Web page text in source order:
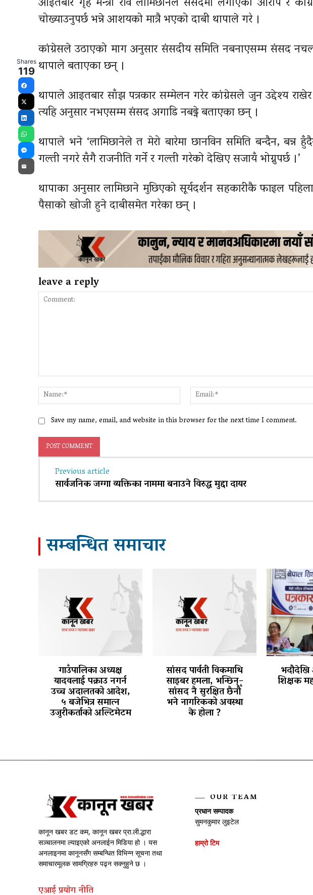
चोख्याउनुपर्छ भन्ने आशयको मात्रै भएको दाबी थापाले गरे ।
कांग्रेसले उठाएको माग अनुसार संसदीय समिति नबनाएसम्म संसद
थापाले बताएका छन् ।
थापाले आइतबार साँझ पत्रकार सम्मेलन गरेर कांग्रेसले जुन उद्देश्य
त्यहि अनुसार नभएसम्म संसद अगाडि नबढ्ने बताएका छन् ।
थापाले भने ‘लामिछानेले त मेरो बारेमा छानविन समिति बन्दैन, बन्न
गल्ती नगरे सँगै राजनीति गर्ने र गल्ती गरेको देखिए सजायँ भोग्नुपर्छ ।’
थापाका अनुसार लामिछाने मुछिएको सूर्यदर्शन सहकारीकै फाइल
पैसाको खोजी हुने दाबीसमेत गरेका छन् ।
leave a reply
Name:*
Save my name, email, and website in this browser for the next time I comment.
Previous article
सार्वजनिक जग्गा व्यक्तिका नाममा बनाउने विरुद्ध मुद्दा दायर
सम्बन्धित समाचार
गाउँपालिका अध्यक्ष
यादवलाई पक्राउ नगर्न
उच्च अदालतको आदेश,
५ बजेभित्र समात्न
उजुरीकर्ताको अल्टिमेटम
सांसद पार्वती विकमाथि
साइबर हमला, भन्छिन्–
सांसद नै सुरक्षित छैनौँ
भने नागरिकको अवस्था
के होला ?
भदौदेखि
शिक्षक
कानून खबर डट कम, कानून खबर प्रा.ली.द्धारा
सञ्चालनमा ल्याइएको अनलाईन मिडिया हो । यस
अनलाइनमा कानूनसँग सम्बन्धित विभिन्न सूचना तथा
समाचारमूलक सामग्रिहरु पढ्न सक्नुहुने छ ।
एआई प्रयाेग नीति
OUR TEAM
प्रधान सम्पादक
सुमनकुमार लुइटेल
हाम्रो टिम
Shares
119
Facebook
X
LinkedIn
WhatsApp
Messenger
Email